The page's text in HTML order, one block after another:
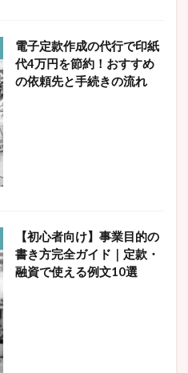
電子定款作成の代行で印紙
代4万円を節約！おすすめ
の依頼先と手続きの流れ
【初心者向け】事業目的の
書き方完全ガイド｜定款・
融資で使える例文10選